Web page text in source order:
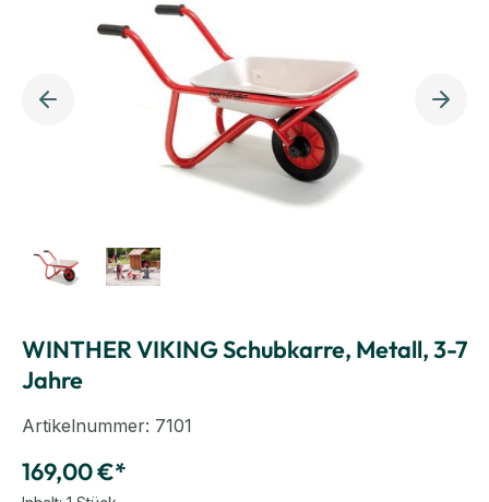
WINTHER VIKING Schubkarre, Metall, 3-7
Jahre
Artikelnummer: 7101
169,00 €*